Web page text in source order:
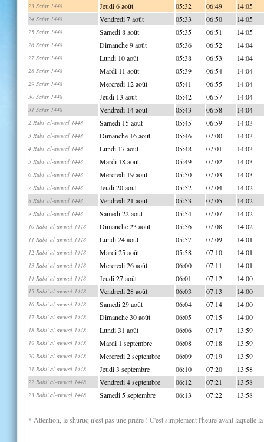
23 Safar 1448 Jeudi 6 août 05:32 06:49 14:05
24 Safar 1448 Vendredi 7 août 05:33 06:50 14:05
25 Safar 1448 Samedi 8 août 05:35 06:51 14:05
26 Safar 1448 Dimanche 9 août 05:36 06:52 14:04
27 Safar 1448 Lundi 10 août 05:38 06:53 14:04
28 Safar 1448 Mardi 11 août 05:39 06:54 14:04
29 Safar 1448 Mercredi 12 août 05:41 06:55 14:04
30 Safar 1448 Jeudi 13 août 05:42 06:57 14:04
31 Safar 1448 Vendredi 14 août 05:43 06:58 14:04
2 Rabi' al-awwal 1448 Samedi 15 août 05:45 06:59 14:03
3 Rabi' al-awwal 1448 Dimanche 16 août 05:46 07:00 14:03
4 Rabi' al-awwal 1448 Lundi 17 août 05:48 07:01 14:03
5 Rabi' al-awwal 1448 Mardi 18 août 05:49 07:02 14:03
6 Rabi' al-awwal 1448 Mercredi 19 août 05:50 07:03 14:03
7 Rabi' al-awwal 1448 Jeudi 20 août 05:52 07:04 14:02
8 Rabi' al-awwal 1448 Vendredi 21 août 05:53 07:05 14:02
9 Rabi' al-awwal 1448 Samedi 22 août 05:54 07:07 14:02
10 Rabi' al-awwal 1448 Dimanche 23 août 05:56 07:08 14:02
11 Rabi' al-awwal 1448 Lundi 24 août 05:57 07:09 14:01
12 Rabi' al-awwal 1448 Mardi 25 août 05:58 07:10 14:01
13 Rabi' al-awwal 1448 Mercredi 26 août 06:00 07:11 14:01
14 Rabi' al-awwal 1448 Jeudi 27 août 06:01 07:12 14:00
15 Rabi' al-awwal 1448 Vendredi 28 août 06:03 07:13 14:00
16 Rabi' al-awwal 1448 Samedi 29 août 06:04 07:14 14:00
17 Rabi' al-awwal 1448 Dimanche 30 août 06:05 07:15 14:00
18 Rabi' al-awwal 1448 Lundi 31 août 06:06 07:17 13:59
19 Rabi' al-awwal 1448 Mardi 1 septembre 06:08 07:18 13:59
20 Rabi' al-awwal 1448 Mercredi 2 septembre 06:09 07:19 13:59
21 Rabi' al-awwal 1448 Jeudi 3 septembre 06:10 07:20 13:58
22 Rabi' al-awwal 1448 Vendredi 4 septembre 06:12 07:21 13:58
23 Rabi' al-awwal 1448 Samedi 5 septembre 06:13 07:22 13:58
* Attention, le shuruq n'est pas une prière ! C'est simplement l'heure avant laquelle